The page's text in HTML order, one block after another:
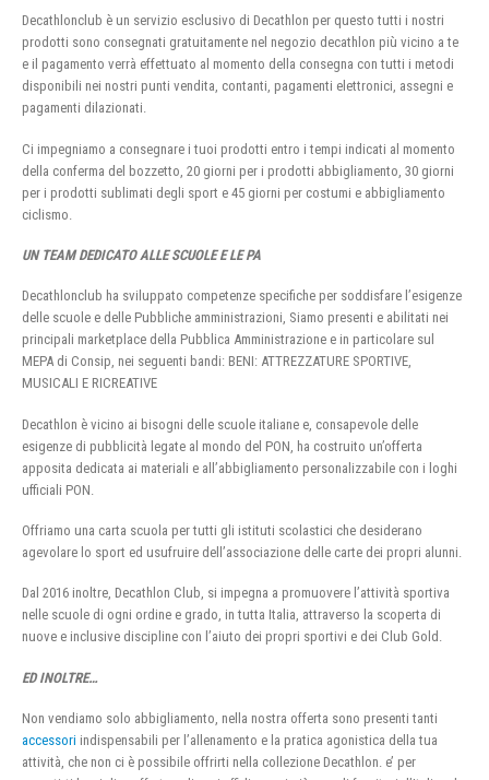
Decathlonclub è un servizio esclusivo di Decathlon per questo tutti i nostri
prodotti sono consegnati gratuitamente nel negozio decathlon più vicino a te
e il pagamento verrà effettuato al momento della consegna con tutti i metodi
disponibili nei nostri punti vendita, contanti, pagamenti elettronici, assegni e
pagamenti dilazionati.
Ci impegniamo a consegnare i tuoi prodotti entro i tempi indicati al momento
della conferma del bozzetto, 20 giorni per i prodotti abbigliamento, 30 giorni
per i prodotti sublimati degli sport e 45 giorni per costumi e abbigliamento
ciclismo.
UN TEAM DEDICATO ALLE SCUOLE E LE PA
Decathlonclub ha sviluppato competenze specifiche per soddisfare l’esigenze
delle scuole e delle Pubbliche amministrazioni, Siamo presenti e abilitati nei
principali marketplace della Pubblica Amministrazione e in particolare sul
MEPA di Consip, nei seguenti bandi: BENI: ATTREZZATURE SPORTIVE,
MUSICALI E RICREATIVE
Decathlon è vicino ai bisogni delle scuole italiane e, consapevole delle
esigenze di pubblicità legate al mondo del PON, ha costruito un’offerta
apposita dedicata ai materiali e all’abbigliamento personalizzabile con i loghi
ufficiali PON.
Offriamo una carta scuola per tutti gli istituti scolastici che desiderano
agevolare lo sport ed usufruire dell’associazione delle carte dei propri alunni.
Dal 2016 inoltre, Decathlon Club, si impegna a promuovere l’attività sportiva
nelle scuole di ogni ordine e grado, in tutta Italia, attraverso la scoperta di
nuove e inclusive discipline con l’aiuto dei propri sportivi e dei Club Gold.
ED INOLTRE…
Non vendiamo solo abbigliamento, nella nostra offerta sono presenti tanti
accessori indispensabili per l’allenamento e la pratica agonistica della tua
attività, che non ci è possibile offrirti nella collezione Decathlon. e’ per